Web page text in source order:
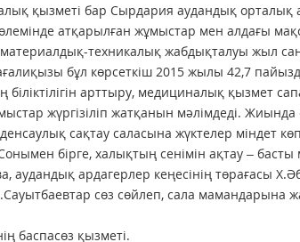
қызметі бар Сырдария аудандық орталық
атқарылған жұмыстар мен алдағы
техникалық жабдықталуы жыл
бұл көрсеткіш 2015 жылы 42,7
біліктілігін арттыру, медициналық қызмет
жүргізіліп жатқанын мәлімдеді.
сақтау саласына жүктелер міндет
бірге, халықтың сенімін ақтау –
аудандық ардагерлер кеңесінің төрағасы
сөз сөйлеп, сала мамандарына
баспасөз қызметі.